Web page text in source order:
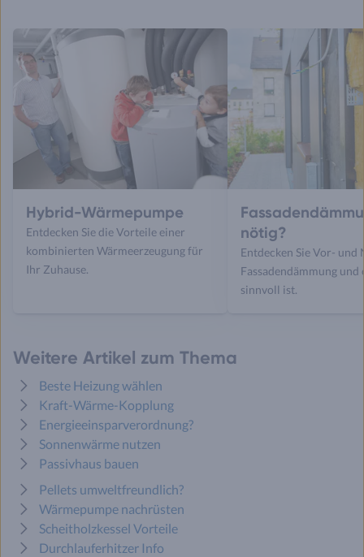
Hybrid-Wärmepumpe
Entdecken Sie die Vorteile einer
kombinierten Wärmeerzeugung für
Ihr Zuhause.
nötig?
Entdecken Sie Vor- und
Fassadendämmung und
sinnvoll ist.
Weitere Artikel zum Thema
Beste Heizung wählen
Kraft-Wärme-Kopplung
Energieeinsparverordnung?
Sonnenwärme nutzen
Passivhaus bauen
Pellets umweltfreundlich?
Wärmepumpe nachrüsten
Scheitholzkessel Vorteile
Durchlauferhitzer Info